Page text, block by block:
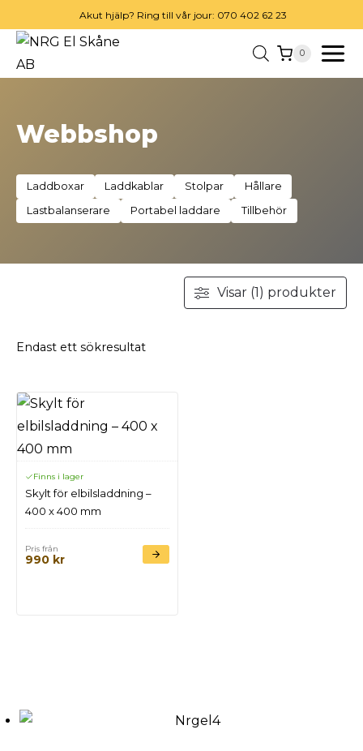
to
content
Akut hjälp? Ring till vår jour: 070 402 62 23
0
Webbshop
Laddboxar Laddkablar Stolpar Hållare
Lastbalanserare Portabel laddare Tillbehör
Visar (1) produkter
Endast ett sökresultat
Finns i lager
Skylt för elbilsladdning –
400 x 400 mm
Pris från
990 kr